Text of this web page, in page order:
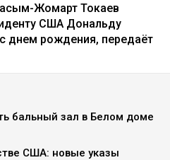
Жомарт Токаев
США Дональду
днем рождения, передаёт
бальный зал в Белом доме
США: новые указы